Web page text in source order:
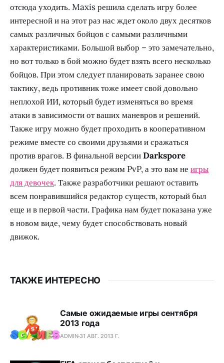
отсюда уходить. Maxis решила сделать игру более
интересной и на этот раз нас ждет около двух десятков
самых различных бойцов с самыми различными
характеристиками. Большой выбор – это замечательно,
но вот только в бой можно будет взять всего несколько
бойцов. При этом следует планировать заранее свою
тактику, ведь противник тоже имеет свой довольно
неплохой ИИ, который будет изменяться во время
атаки в зависимости от ваших маневров и решений.
Также игру можно будет проходить в кооперативном
режиме вместе со своими друзьями и сражаться
против врагов. В финальной версииDarkspore
должен будет появиться режим PvP, а это вам не игры
для девочек. Также разработчики решают оставить
всем понравившийся редактор существ, который был
еще и в первой части. Графика нам будет показана уже
в новом виде, чему будет способствовать новый
движок.
ТАКЖЕ ИНТЕРЕСНО
Самые ожидаемые игры сентября
2013 года
ADMIN 31 АВГ. 2013 Г.